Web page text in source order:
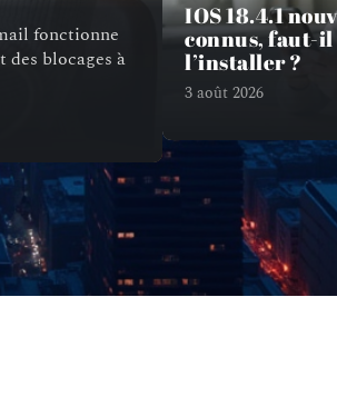
fonctionne
blocages à
IOS 18.4.1
connus, faut-
l’installer ?
3 août 2026